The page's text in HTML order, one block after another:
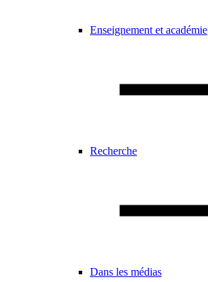
Enseignement et académie
Recherche
Dans les médias